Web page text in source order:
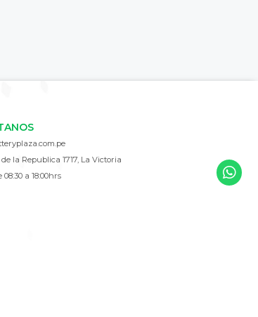
de la Republica 1717, La Victoria
a 18:00hrs